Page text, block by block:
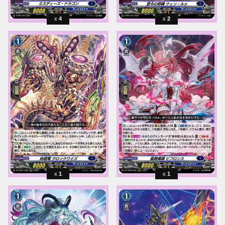
4 2
1 1